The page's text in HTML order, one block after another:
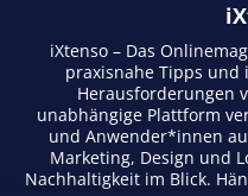
iXtenso – Das
praxisnahe Tipps und
Herausforderungen
unabhängige Plattform
und Anwender*innen
Marketing, Design und
Nachhaltigkeit im Blick.